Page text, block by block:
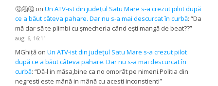
🤔🤔🤔 onUn ATV-ist din județul Satu Mare s-a crezut pilot după
ce a băut câteva pahare. Dar nu s-a mai descurcat în curbă: “Da
mă dar să te plimbi cu șmecheria când ești mangă de beat??”
aug. 6, 16:11
MGhiță onUn ATV-ist din județul Satu Mare s-a crezut pilot
după ce a băut câteva pahare. Dar nu s-a mai descurcat în
curbă: “Dă-l in măsa,bine ca no omorât pe nimeni.Politia din
negresti este mână in mână cu acesti inconstienti”